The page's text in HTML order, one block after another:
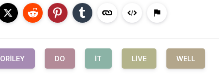
ORILEY DO IT LIVE WELL